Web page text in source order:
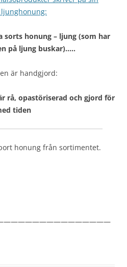
sorts honung – ljung (som har
på ljung buskar)…..
är handgjord:
rå, opastöriserad och gjord för
tiden
honung från sortimentet.